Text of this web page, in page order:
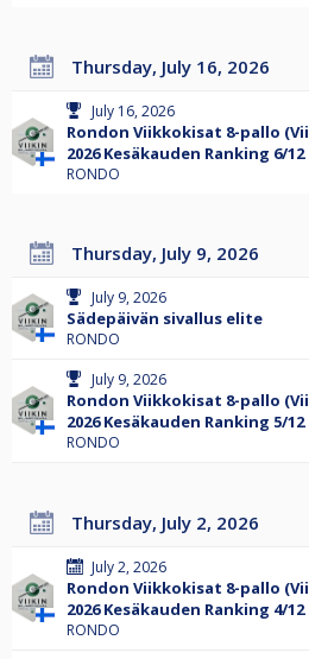
Thursday, July 16, 2026
July 16, 2026
Rondon Viikkokisat 8-pallo
2026 Kesäkauden Ranking 6/12
RONDO
Thursday, July 9, 2026
July 9, 2026
Sädepäivän sivallus elite
RONDO
July 9, 2026
Rondon Viikkokisat 8-pallo
2026 Kesäkauden Ranking 5/12
RONDO
Thursday, July 2, 2026
July 2, 2026
Rondon Viikkokisat 8-pallo
2026 Kesäkauden Ranking 4/12
RONDO